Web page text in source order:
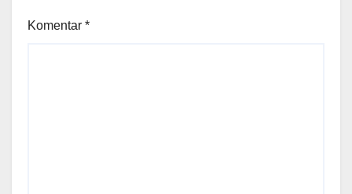
Komentar *